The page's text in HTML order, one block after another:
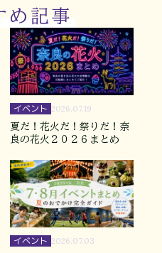
め記事
イベント 2026.07.19
夏だ！花火だ！祭りだ！奈
良の花火２０２６まとめ
イベント 2026.07.03